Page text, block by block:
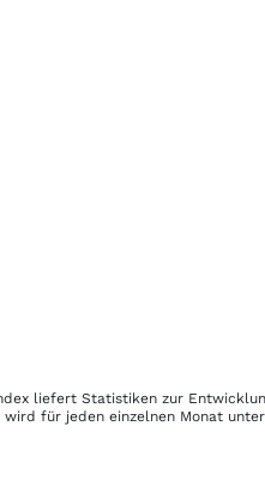
liefert Statistiken zur
wird für jeden einzelnen Monat